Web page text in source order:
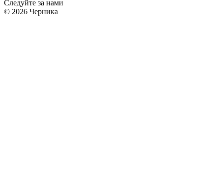
Следуйте за нами
© 2026 Черника